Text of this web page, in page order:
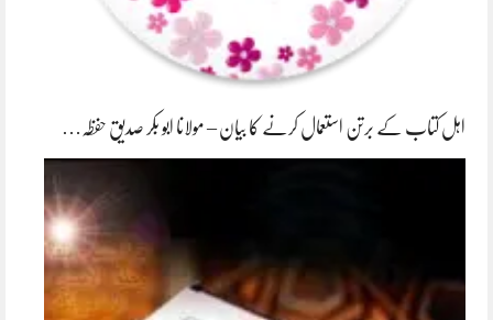
اہل کتاب کے برتن استعمال کرنے کا بیان – مولانا ابو بکر صدیق حفظہ…